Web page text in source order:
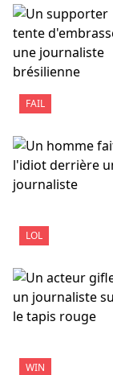
FAIL
LOL
WIN